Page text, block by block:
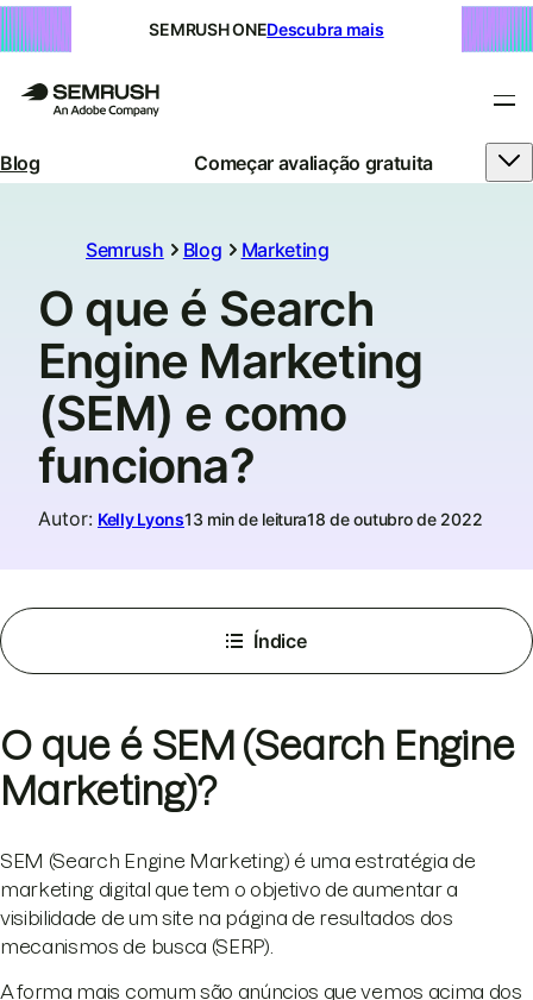
SEMRUSH ONEDescubra mais
Blog Começar avaliação gratuita
Semrush Blog Marketing
O que é Search
Engine Marketing
(SEM) e como
funciona?
Autor: Kelly Lyons13 min de leitura18 de outubro de 2022
Índice
O que é SEM (Search Engine
Marketing)?
SEM (Search Engine Marketing) é uma estratégia de
marketing digital que tem o objetivo de aumentar a
visibilidade de um site na página de resultados dos
mecanismos de busca (SERP).
A forma mais comum são anúncios que vemos acima dos